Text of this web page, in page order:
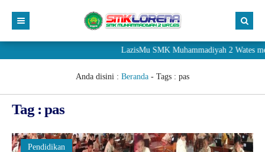
LazisMu SMK Muhammadiyah 2 Wates
Anda disini : Beranda - Tags : pas
Tag : pas
Pendidikan